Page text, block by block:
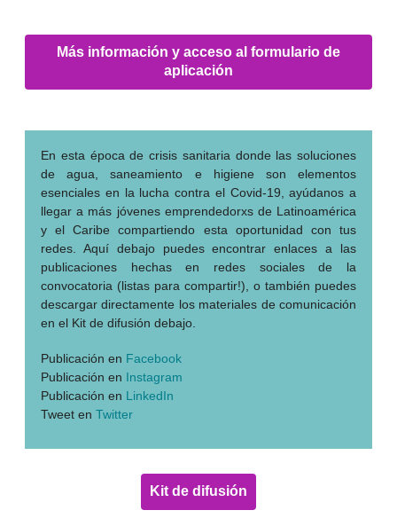
Más información y acceso al formulario de
aplicación
En esta época de crisis sanitaria donde las soluciones
de agua, saneamiento e higiene son elementos
esenciales en la lucha contra el Covid-19, ayúdanos a
llegar a más jóvenes emprendedorxs de Latinoamérica
y el Caribe compartiendo esta oportunidad con tus
redes. Aquí debajo puedes encontrar enlaces a las
publicaciones hechas en redes sociales de la
convocatoria (listas para compartir!), o también puedes
descargar directamente los materiales de comunicación
en el Kit de difusión debajo.
Publicación en Facebook
Publicación en Instagram
Publicación en LinkedIn
Tweet en Twitter
Kit de difusión